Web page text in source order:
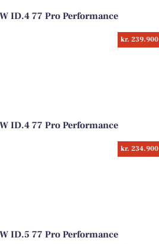
ID.4 77 Pro Performance
kr. 239.900
ID.4 77 Pro Performance
kr. 234.900
ID.5 77 Pro Performance